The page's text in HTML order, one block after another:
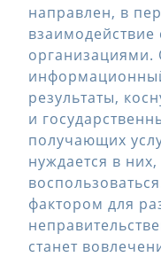
направлен, в
организациями.
результаты,
и
получающих
нуждается в
фактором для
станет